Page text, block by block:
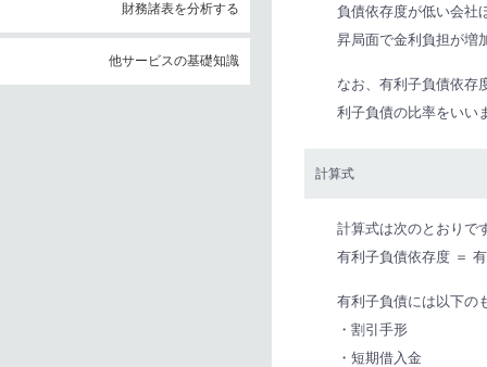
財務諸表を分析する
他サービスの基礎知識
負債依存度が低い会社
昇局面で金利負担が増
なお、有利子負債依存
利子負債の比率をいい
計算式
計算式は次のとおりで
有利子負債依存度 ＝
有利子負債には以下の
・割引手形
・短期借入金